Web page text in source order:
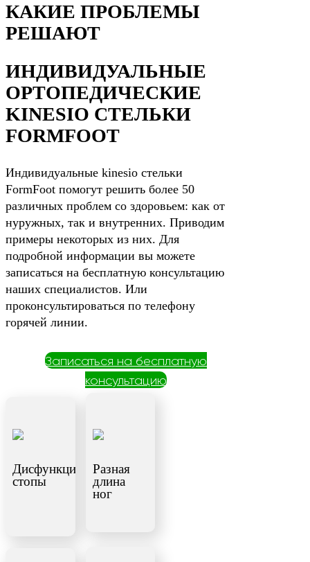
КАКИЕ ПРОБЛЕМЫ
РЕШАЮТ
ИНДИВИДУАЛЬНЫЕ
ОРТОПЕДИЧЕСКИЕ
KINESIO СТЕЛЬКИ
FORMFOOT
Индивидуальные kinesio стельки
FormFoot помогут решить более 50
различных проблем со здоровьем: как от
нуружных, так и внутренних. Приводим
примеры некоторых из них. Для
подробной информации вы можете
записаться на бесплатную консультацию
наших специалистов. Или
проконсультироваться по телефону
горячей линии.
Записаться на бесплатную
консультацию
Дисфункция
стопы
Разная
длина
ног